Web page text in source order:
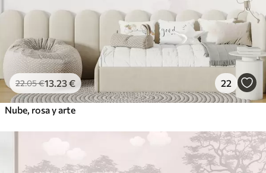
22.05€13.23€ 22
Nube, rosa y arte